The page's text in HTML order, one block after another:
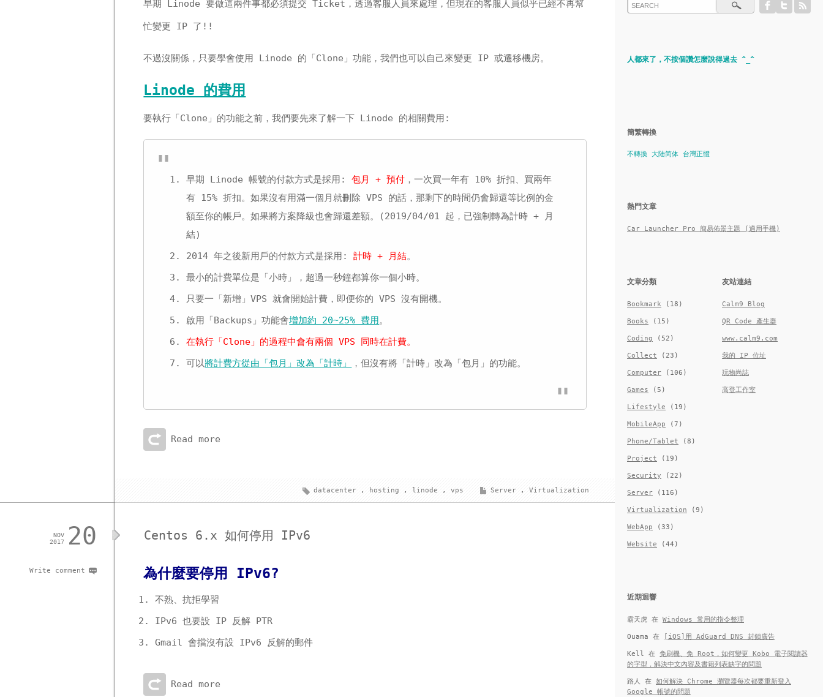
早期 Linode 要做這兩件事都必須提交 Ticket，透過客服人員來處理，但現在的客服人員似乎已經不再幫
忙變更 IP 了!!
不過沒關係，只要學會使用 Linode 的「Clone」功能，我們也可以自己來變更 IP 或遷移機房。
Linode 的費用
要執行「Clone」的功能之前，我們要先來了解一下 Linode 的相關費用:
早期 Linode 帳號的付款方式是採用:包月 + 預付 ，一次買一年有 10% 折扣、買兩年
有 15% 折扣。如果沒有用滿一個月就刪除 VPS 的話，那剩下的時間仍會歸還等比例的金
額至你的帳戶。如果將方案降級也會歸還差額。(2019/04/01 起，已強制轉為計時 + 月
結)
2014 年之後新用戶的付款方式是採用:計時 + 月結。
最小的計費單位是「小時」，超過一秒鐘都算你一個小時。
只要一「新增」VPS 就會開始計費，即便你的 VPS 沒有開機。
啟用「Backups」功能會增加約 20~25% 費用。
在執行「Clone」的過程中會有兩個 VPS 同時在計費。
可以將計費方從由「包月」改為「計時」 ，但沒有將「計時」改為「包月」的功能。
Read more
Server , Virtualization
datacenter , hosting , linode , vps
Centos 6.x 如何停用 IPv6
為什麼要停用 IPv6?
不熟、抗拒學習
IPv6 也要設 IP 反解 PTR
Gmail 會擋沒有設 IPv6 反解的郵件
Read more
20
NOV
2017
Write comment
人都來了，不按個讚怎麼說得過去 ^_^
簡繁轉換
不轉換 大陆简体 台灣正體
熱門文章
Car Launcher Pro 簡易佈景主題 (適用手機)
文章分類
Bookmark (18)
Books (15)
Coding (52)
Collect (23)
Computer (106)
Games (5)
Lifestyle (19)
MobileApp (7)
Phone/Tablet (8)
Project (19)
Security (22)
Server (116)
Virtualization (9)
WebApp (33)
Website (44)
友站連結
Calm9 Blog
QR Code 產生器
www.calm9.com
我的 IP 位址
玩物尚誌
高登工作室
近期迴響
霸天虎 在 Windows 常用的指令整理
Ouama 在 [iOS]用 AdGuard DNS 封鎖廣告
Kell 在 免刷機、免 Root，如何變更 Kobo 電子閱讀器
的字型，解決中文內容及書籍列表缺字的問題
路人 在 如何解決 Chrome 瀏覽器每次都要重新登入
Google 帳號的問題